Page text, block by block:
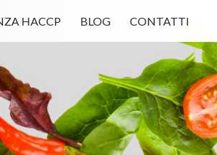
HACCP BLOG CONTATTI